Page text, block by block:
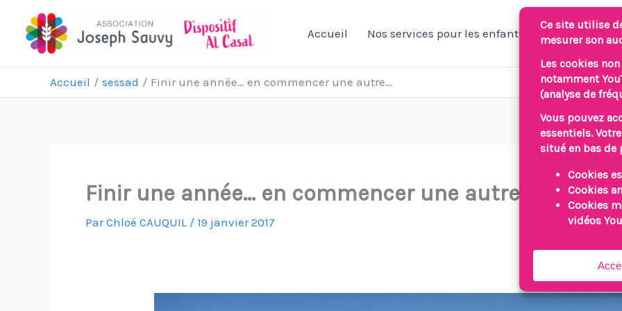
contenu
Accueil Nos services pour les enfants/jeunes
Accueil sessad Finir une année… en commencer une autre…
Finir une année… en commencer une autre…
ParChloé CAUQUIL / 19 janvier 2017